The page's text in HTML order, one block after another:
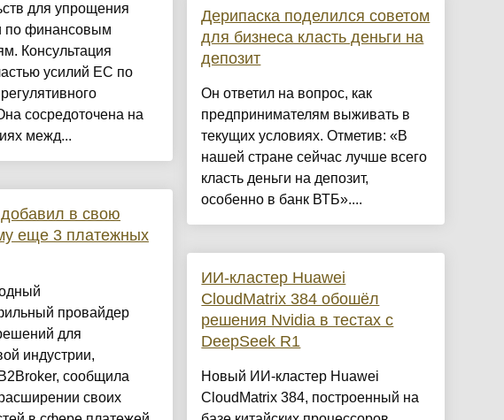
для упрощения
по финансовым
Консультация
усилий ЕС по
сосредоточена на
межд...
в свою
еще 3 платежных
провайдер
для
индустрии,
сообщила
своих
Дерипаска поделился советом
для бизнеса класть деньги на
депозит
Он ответил на вопрос, как
предпринимателям выживать в
текущих условиях. Отметив: «В
нашей стране сейчас лучше всего
класть деньги на депозит,
особенно в банк ВТБ»....
ИИ-кластер Huawei
CloudMatrix 384 обошёл
решения Nvidia в тестах с
DeepSeek R1
Новый ИИ-кластер Huawei
CloudMatrix 384, построенный на